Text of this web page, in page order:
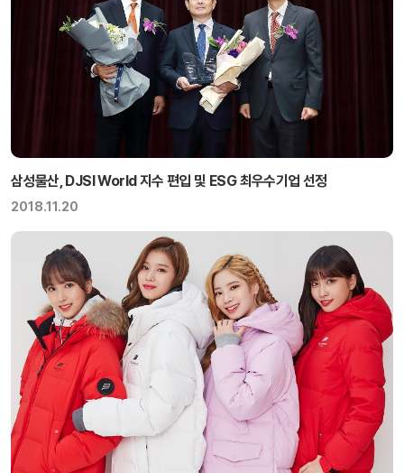
삼성물산, DJSI World 지수 편입 및 ESG 최우수기업 선정
2018.11.20